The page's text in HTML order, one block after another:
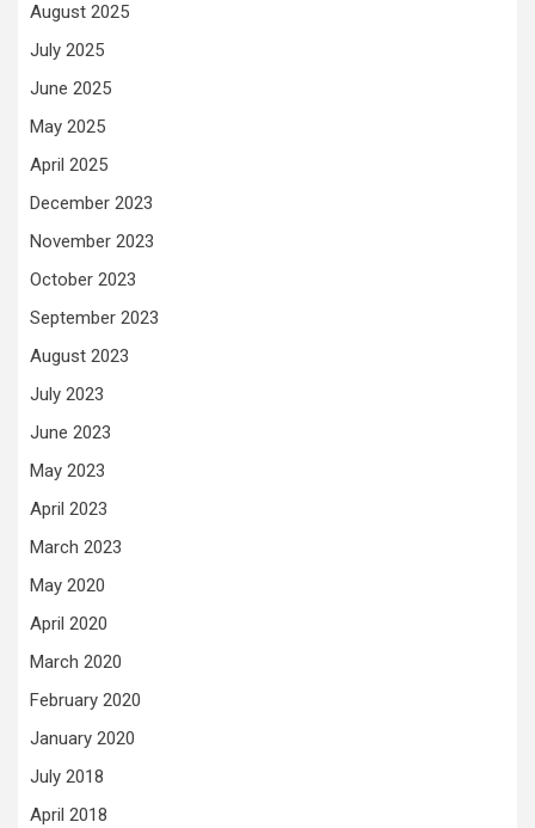
August 2025
July 2025
June 2025
May 2025
April 2025
December 2023
November 2023
October 2023
September 2023
August 2023
July 2023
June 2023
May 2023
April 2023
March 2023
May 2020
April 2020
March 2020
February 2020
January 2020
July 2018
April 2018